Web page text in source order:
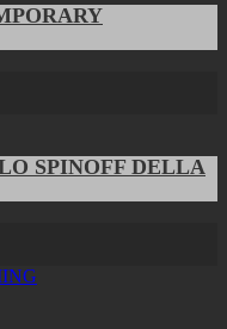
SPINOFF DELLA